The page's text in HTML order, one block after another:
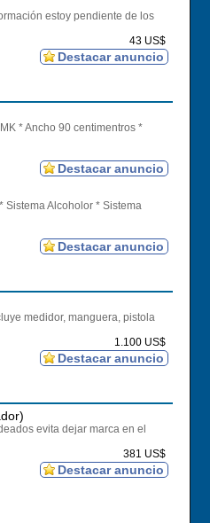
estoy pendiente de los
43 US$
Destacar anuncio
* Ancho 90 centimentros *
Destacar anuncio
Sistema Alcoholor * Sistema
Destacar anuncio
medidor, manguera, pistola
1.100 US$
Destacar anuncio
evita dejar marca en el
381 US$
Destacar anuncio